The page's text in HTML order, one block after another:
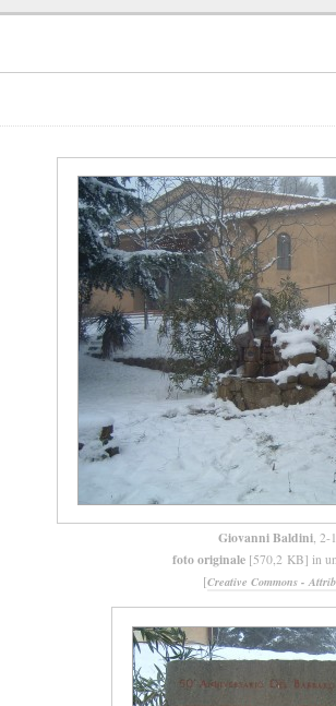
Giovanni Baldini, 2-
foto originale [570,2 KB] in
[Creative Commons -